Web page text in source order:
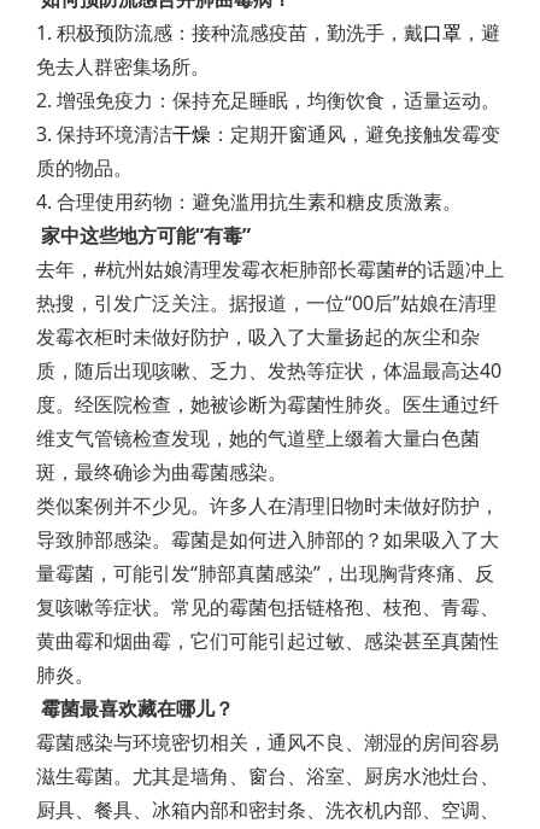
1. 积极预防流感：接种流感疫苗，勤洗手，戴口罩 ，避
免去人群密集场所。
2. 增强免疫力：保持充足睡眠，均衡饮食，适量运动。
3. 保持环境清洁干燥 ：定期开窗通风，避免接触发霉变
质的物品。
4. 合理使用药物：避免滥用抗生素和糖皮质激素。
家中这些地方可能“有毒”
去年，#杭州姑娘清理发霉衣柜肺部长霉菌#的话题冲上
热搜，引发广泛关注。据报道，一位“00后”姑娘在清理
发霉衣柜时未做好防护，吸入了大量扬起的灰尘和杂
质，随后出现咳嗽、乏力、发热等症状，体温最高达40
度。经医院检查，她被诊断为霉菌性肺炎。医生通过纤
维支气管镜检查发现，她的气道壁上缀着大量白色菌
斑，最终确诊为曲霉菌感染。
类似案例并不少见。许多人在清理旧物时未做好防护，
导致肺部感染。霉菌是如何进入肺部的？如果吸入了大
量霉菌，可能引发“肺部真菌感染”，出现胸背疼痛、反
复咳嗽等症状。常见的霉菌包括链格孢、枝孢、青霉、
黄曲霉和烟曲霉，它们可能引起过敏、感染甚至真菌性
肺炎。
霉菌最喜欢藏在哪儿？
霉菌感染与环境密切相关，通风不良、潮湿的房间容易
滋生霉菌。尤其是墙角、窗台、浴室、厨房水池灶台、
厨具、餐具、冰箱内部和密封条、洗衣机内部、空调、